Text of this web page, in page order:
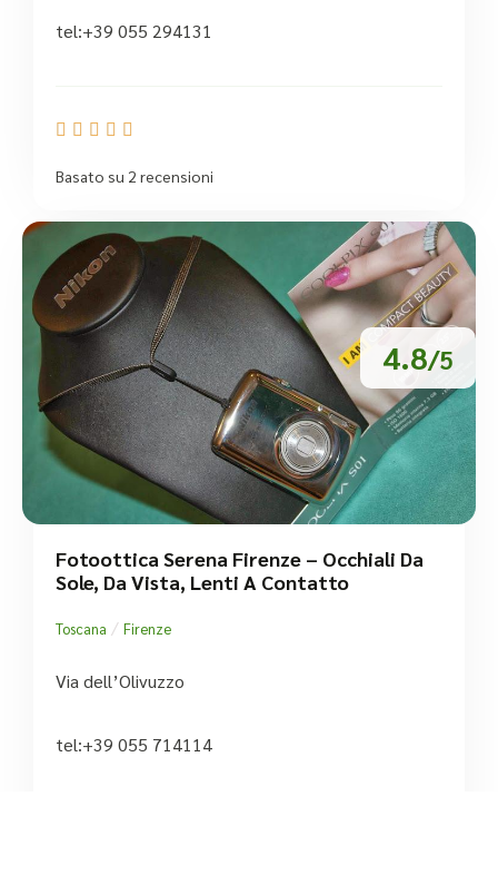
tel:+39 055 294131
    
Basato su 2 recensioni
4.8/5
Fotoottica Serena Firenze – Occhiali Da
Sole, Da Vista, Lenti A Contatto
Toscana / Firenze
Via dell’Olivuzzo
tel:+39 055 714114